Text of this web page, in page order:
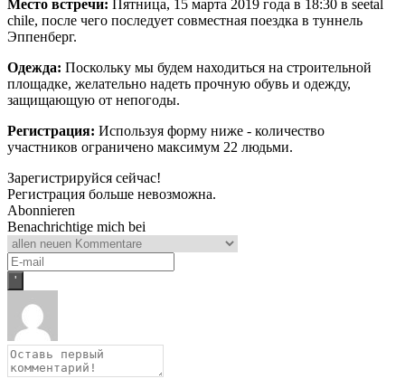
Место встречи: Пятница, 15 марта 2019 года в 18:30 в seetal
chile, после чего последует совместная поездка в туннель
Эппенберг.
Одежда: Поскольку мы будем находиться на строительной
площадке, желательно надеть прочную обувь и одежду,
защищающую от непогоды.
Регистрация: Используя форму ниже - количество
участников ограничено максимум 22 людьми.
Зарегистрируйся сейчас!
Регистрация больше невозможна.
Abonnieren
Benachrichtige mich bei